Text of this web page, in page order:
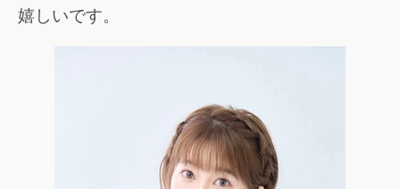
嬉しいです。